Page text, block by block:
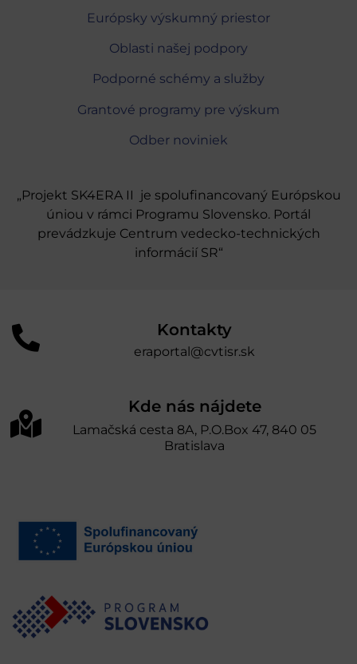
Európsky výskumný priestor
Oblasti našej podpory
Podporné schémy a služby
Grantové programy pre výskum
Odber noviniek
„Projekt SK4ERA II je spolufinancovaný Európskou
úniou v rámci Programu Slovensko. Portál
prevádzkuje Centrum vedecko-technických
informácií SR“
Kontakty
eraportal@cvtisr.sk
Kde nás nájdete
Lamačská cesta 8A, P.O.Box 47, 840 05
Bratislava